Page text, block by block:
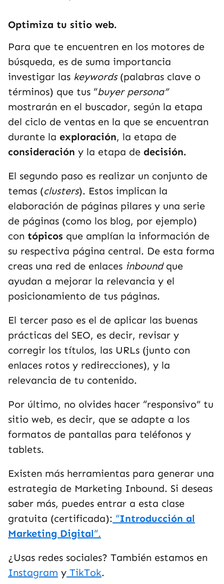
Optimiza tu sitio web.
Para que te encuentren en los motores de
búsqueda, es de suma importancia
investigar las keywords(palabras clave o
términos) que tus “buyer persona”
mostrarán en el buscador, según la etapa
del ciclo de ventas en la que se encuentran
durante la exploración, la etapa de
consideración y la etapa de decisión.
El segundo paso es realizar un conjunto de
temas (clusters). Estos implican la
elaboración de páginas pilares y una serie
de páginas (como los blog, por ejemplo)
con tópicos que amplían la información de
su respectiva página central. De esta forma
creas una red de enlaces inboundque
ayudan a mejorar la relevancia y el
posicionamiento de tus páginas.
El tercer paso es el de aplicar las buenas
prácticas del SEO, es decir, revisar y
corregir los títulos, las URLs (junto con
enlaces rotos y redirecciones), y la
relevancia de tu contenido.
Por último, no olvides hacer “responsivo” tu
sitio web, es decir, que se adapte a los
formatos de pantallas para teléfonos y
tablets.
Existen más herramientas para generar una
estrategia de Marketing Inbound. Si deseas
saber más, puedes entrar a esta clase
gratuita (certificada): “Introducción al
Marketing Digital“.
¿Usas redes sociales? También estamos en
Instagram y TikTok.